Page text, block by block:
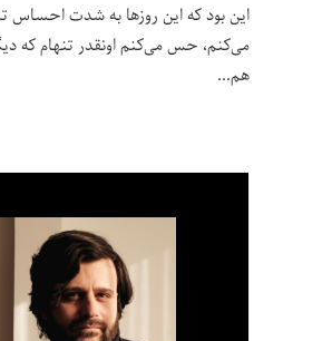
این بود که این روزها به شدت احساس
می‌کنم، حس می‌کنم اونقدر تنهام که
هم